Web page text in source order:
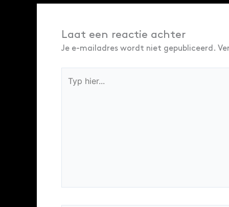
Laat een reactie achter
Je e-mailadres wordt niet gepubliceerd.
hier...